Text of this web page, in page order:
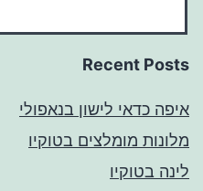
Recent Posts
איפה כדאי לישון בנאפולי
מלונות מומלצים בטוקיו
לינה בטוקיו